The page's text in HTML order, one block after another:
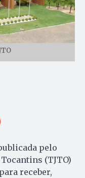
pelo
(TJTO)
receber,